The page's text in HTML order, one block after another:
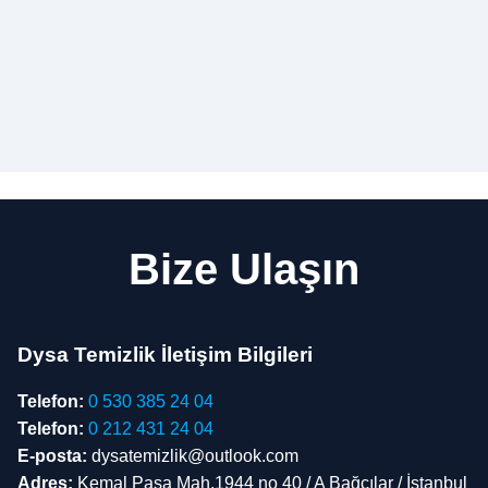
Bize Ulaşın
Dysa Temizlik İletişim Bilgileri
Telefon: 0 530 385 24 04
Telefon: 0 212 431 24 04
E-posta: dysatemizlik@outlook.com
Adres: Kemal Paşa Mah.1944 no 40 / A Bağcılar / İstanbul